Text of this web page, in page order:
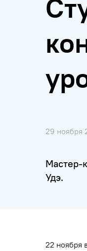
29 ноября
Мастер-
Удэ.
22 ноября